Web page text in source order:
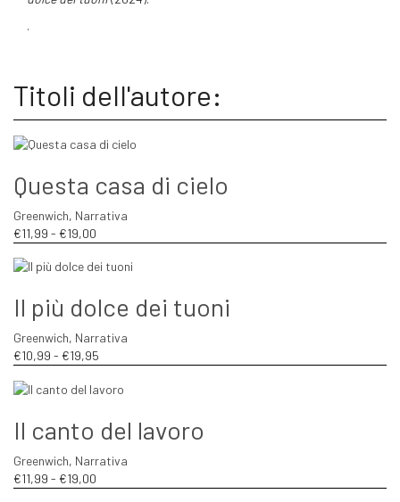
.
Titoli dell'autore:
Questa casa di cielo
Greenwich, Narrativa
€11,99 - €19,00
prezzo:
€11,99
a
€19,00
Il più dolce dei tuoni
Greenwich, Narrativa
€10,99 - €19,95
prezzo:
€10,99
a
€19,95
Il canto del lavoro
Greenwich, Narrativa
€11,99 - €19,00